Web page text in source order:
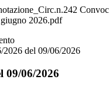
2026.pdf
2026 del 09/06/2026
09/06/2026